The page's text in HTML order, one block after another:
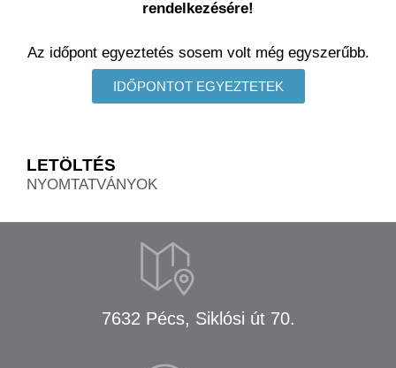
rendelkezésére!
Az időpont egyeztetés sosem volt még egyszerűbb.
IDŐPONTOT EGYEZTETEK
LETÖLTÉS
NYOMTATVÁNYOK
7632 Pécs, Siklósi út 70.